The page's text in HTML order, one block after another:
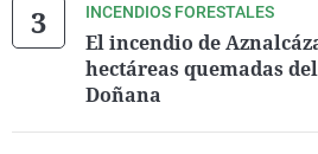
INCENDIOS FORESTALES
El incendio de
hectáreas quemadas
Doñana